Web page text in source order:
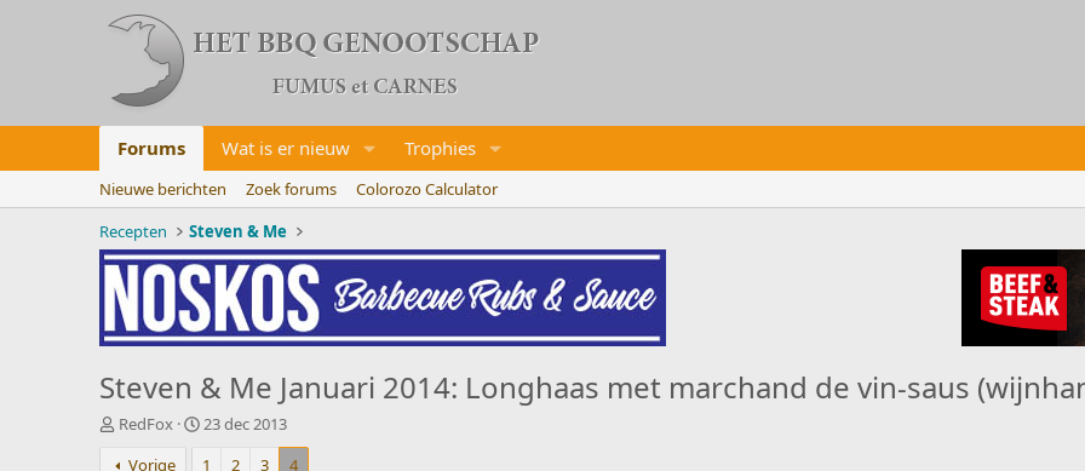
Forums Wat is er nieuw Trophies
Nieuwe berichten Zoek forums
Colorozo Calculator
Recepten
Steven & Me
Steven & Me Januari 2014: Longhaas met marchand de vin-saus
O
d
RedFox
S
a
23 dec 2013
Vorige
1 2 3 4